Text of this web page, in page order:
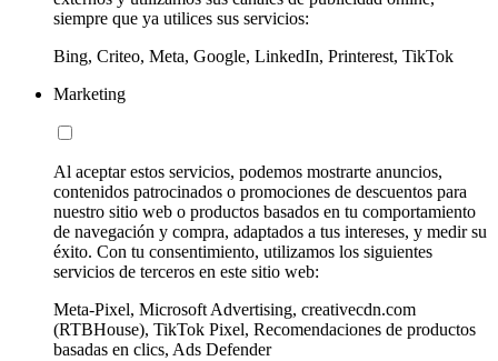
siempre que ya utilices sus servicios:
Bing, Criteo, Meta, Google, LinkedIn, Printerest, TikTok
Marketing
Al aceptar estos servicios, podemos mostrarte anuncios,
contenidos patrocinados o promociones de descuentos para
nuestro sitio web o productos basados en tu comportamiento
de navegación y compra, adaptados a tus intereses, y medir su
éxito. Con tu consentimiento, utilizamos los siguientes
servicios de terceros en este sitio web:
Meta-Pixel, Microsoft Advertising, creativecdn.com
(RTBHouse), TikTok Pixel, Recomendaciones de productos
basadas en clics, Ads Defender